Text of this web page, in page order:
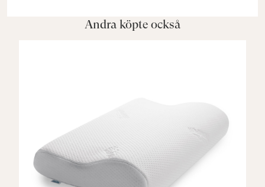
Andra köpte också